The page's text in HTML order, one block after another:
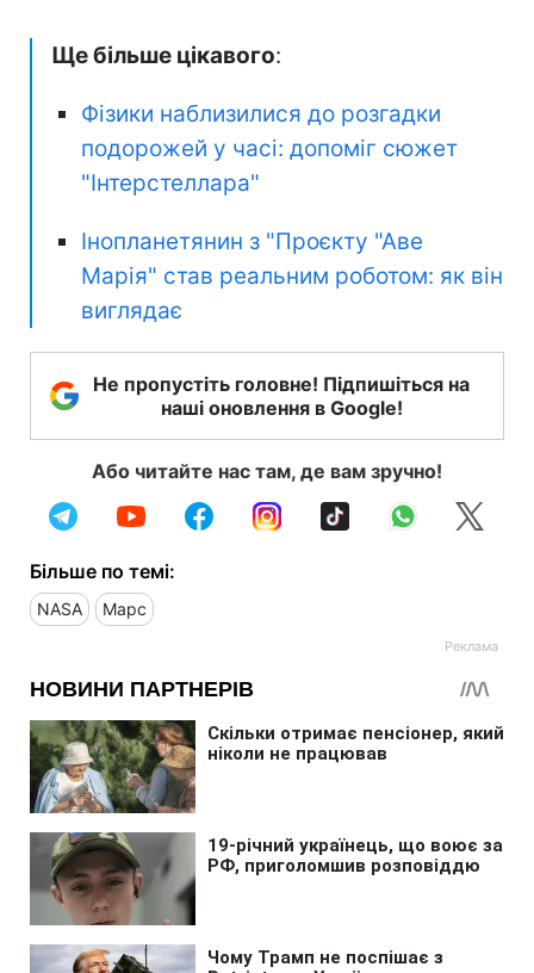
Ще більше цікавого:
Фізики наблизилися до розгадки
подорожей у часі: допоміг сюжет
"Інтерстеллара"
Інопланетянин з "Проєкту "Аве
Марія" став реальним роботом: як він
виглядає
Не пропустіть головне! Підпишіться на
наші оновлення в Google!
Або читайте нас там, де вам зручно!
Більше по темі:
NASA Марс